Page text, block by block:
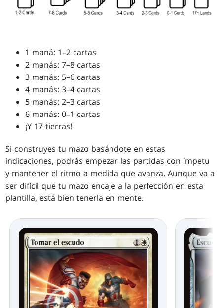
1 maná: 1–2 cartas
2 manás: 7–8 cartas
3 manás: 5–6 cartas
4 manás: 3–4 cartas
5 manás: 2–3 cartas
6 manás: 0–1 cartas
¡Y 17 tierras!
Si construyes tu mazo basándote en estas
indicaciones, podrás empezar las partidas con ímpetu
y mantener el ritmo a medida que avanza. Aunque va a
ser difícil que tu mazo encaje a la perfección en esta
plantilla, está bien tenerla en mente.